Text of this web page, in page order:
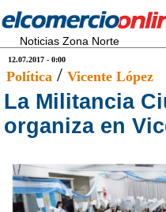
Noticias Zona Norte
12.07.2017 - 0:00
Política / Vicente López
La Militancia
organiza en